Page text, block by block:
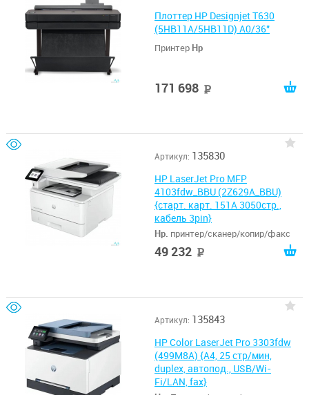
Плоттер HP Designjet T630
(5HB11A/5HB11D) A0/36"
Принтер Hp
171 698
Артикул: 135830
HP LaserJet Pro MFP
4103fdw_BBU (2Z629A_BBU)
{старт. карт. 151A 3050стр.,
кабель 3pin}
Hp. принтер/сканер/копир/факс
49 232
Артикул: 135843
HP Color LaserJet Pro 3303fdw
(499M8A) {A4, 25 стр/мин,
duplex, автопод., USB/Wi-
Fi/LAN, fax}